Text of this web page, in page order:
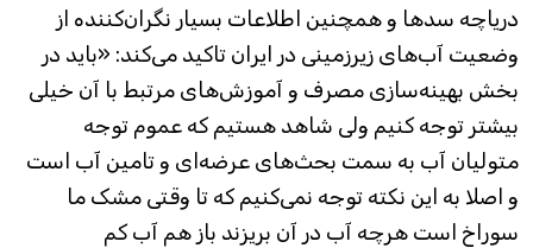
دریاچه سدها و همچنین اطلاعات بسیار نگران‌کننده از
وضعیت آب‌های زیرزمینی در ایران تاکید می‌کند: «باید در
بخش بهینه‌سازی مصرف و آموزش‌های مرتبط با آن خیلی
بیشتر توجه کنیم ولی شاهد هستیم که عموم توجه
متولیان آب به سمت بحث‌های عرضه‌ای و تامین آب است
و اصلا به این نکته توجه نمی‌کنیم که تا وقتی مشک ما
سوراخ است هرچه آب در آن بریزند باز هم آب کم